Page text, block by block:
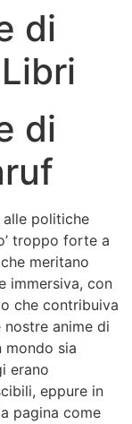
di
di
alle politiche
troppo forte a
meritano
immersiva, con
che contribuiva
anime di
sia
erano
eppure in
pagina come